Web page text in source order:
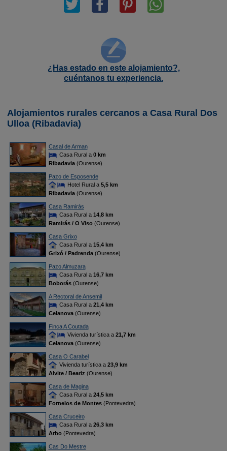
¿Has estado en este alojamiento?,
cuéntanos tu experiencia.
Alojamientos rurales cercanos a Casa Rural Dos
Ulloa (Ribadavia)
Casal de Arman
Casa Rural a 0 km
Ribadavia(Ourense)
Pazo de Esposende
Hotel Rural a 5,5 km
Ribadavia(Ourense)
Casa Ramirás
Casa Rural a 14,8 km
Ramirás / O Viso(Ourense)
Casa Grixo
Casa Rural a 15,4 km
Grixó / Padrenda(Ourense)
Pazo Almuzara
Casa Rural a 16,7 km
Boborás(Ourense)
A Rectoral de Ansemil
Casa Rural a 21,4 km
Celanova(Ourense)
Finca A Coutada
Vivienda turística a 21,7 km
Celanova(Ourense)
Casa O Carabel
Vivienda turística a 23,9 km
Alvite / Beariz (Ourense)
Casa de Magina
Casa Rural a 24,5 km
Fornelos de Montes(Pontevedra)
Casa Cruceiro
Casa Rural a 26,3 km
Arbo(Pontevedra)
Cas Do Mestre